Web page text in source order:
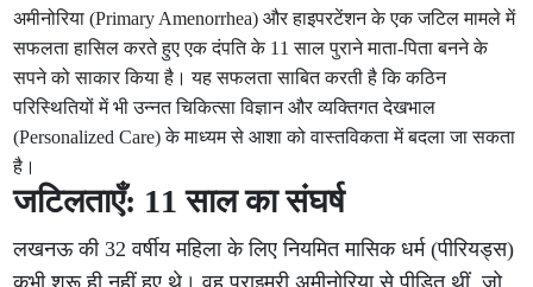
अमीनोरिया (Primary Amenorrhea) और हाइपरटेंशन के एक जटिल मामले में
सफलता हासिल करते हुए एक दंपति के 11 साल पुराने माता-पिता बनने के
सपने को साकार किया है। यह सफलता साबित करती है कि कठिन
परिस्थितियों में भी उन्नत चिकित्सा विज्ञान और व्यक्तिगत देखभाल
(Personalized Care) के माध्यम से आशा को वास्तविकता में बदला जा सकता
है।
जटिलताएँ: 11 साल का संघर्ष
लखनऊ की 32 वर्षीय महिला के लिए नियमित मासिक धर्म (पीरियड्स)
कभी शुरू ही नहीं हुए थे। वह प्राइमरी अमीनोरिया से पीड़ित थीं, जो